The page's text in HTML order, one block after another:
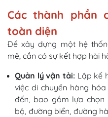
Các thành phần
toàn diện
Để xây dựng một hệ
mẽ, cần có sự kết hợp hài
Quản lý vận tải:Lập kế
việc di chuyển hàng
đến, bao gồm lựa chọn
bộ, đường biển, đường